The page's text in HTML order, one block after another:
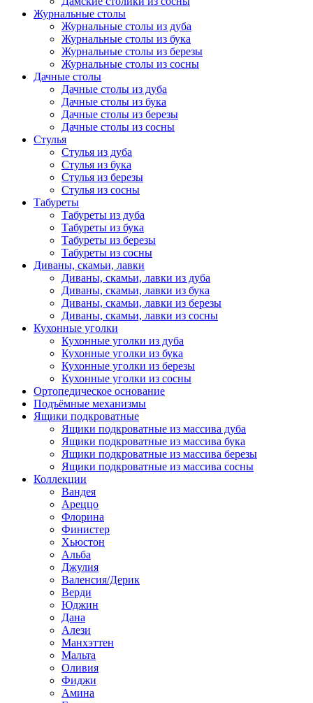
Журнальные столы
Журнальные столы из дуба
Журнальные столы из бука
Журнальные столы из березы
Журнальные столы из сосны
Дачные столы
Дачные столы из дуба
Дачные столы из бука
Дачные столы из березы
Дачные столы из сосны
Стулья
Стулья из дуба
Стулья из бука
Стулья из березы
Стулья из сосны
Табуреты
Табуреты из дуба
Табуреты из бука
Табуреты из березы
Табуреты из сосны
Диваны, скамьи, лавки
Диваны, скамьи, лавки из дуба
Диваны, скамьи, лавки из бука
Диваны, скамьи, лавки из березы
Диваны, скамьи, лавки из сосны
Кухонные уголки
Кухонные уголки из дуба
Кухонные уголки из бука
Кухонные уголки из березы
Кухонные уголки из сосны
Ортопедическое основание
Подъёмные механизмы
Ящики подкроватные
Ящики подкроватные из массива дуба
Ящики подкроватные из массива бука
Ящики подкроватные из массива березы
Ящики подкроватные из массива сосны
Коллекции
Вандея
Ареццо
Флорина
Финистер
Хьюстон
Альба
Джулия
Валенсия/Дерик
Верди
Юджин
Дана
Алези
Манхэттен
Мальта
Оливия
Фиджи
Амина